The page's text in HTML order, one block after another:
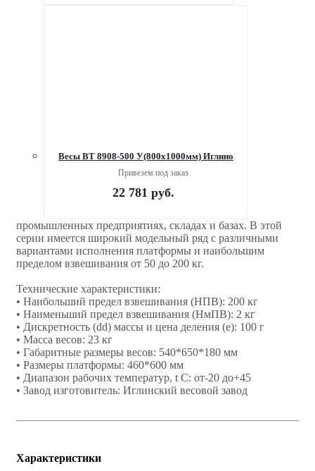
Весы ВТ 8908-500 У(800х1000мм) Иглино
Привезем под заказ
22 781 руб.
промышленных предприятиях, складах и базах. В этой
серии имеется широкий модельный ряд с различными
вариантами исполнения платформы и наибольшим
пределом взвешивания от 50 до 200 кг.
Технические характеристики:
• Наибольший предел взвешивания (НПВ): 200 кг
• Наименьший предел взвешивания (НмПВ): 2 кг
• Дискретность (dd) массы и цена деления (е): 100 г
• Масса весов: 23 кг
• Габаритные размеры весов: 540*650*180 мм
• Размеры платформы: 460*600 мм
• Диапазон рабочих температур, t C: от-20 до+45
• Завод изготовитель: Иглинский весовой завод
Характеристики